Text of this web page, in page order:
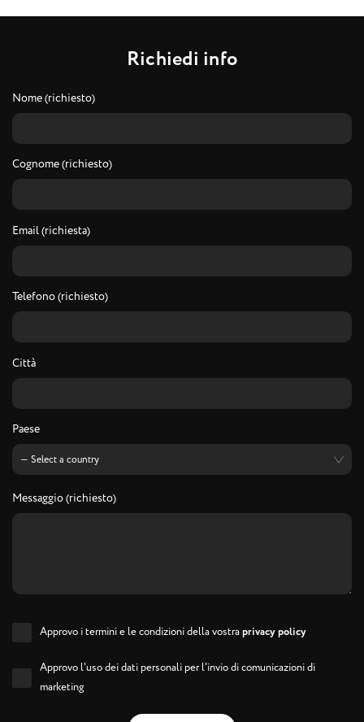
Richiedi info
Nome (richiesto)
Cognome (richiesto)
Email (richiesta)
Telefono (richiesto)
Città
Paese
Messaggio (richiesto)
Approvo i termini e le condizioni della vostraprivacy policy
Approvo l'uso dei dati personali per l'invio di comunicazioni di
marketing